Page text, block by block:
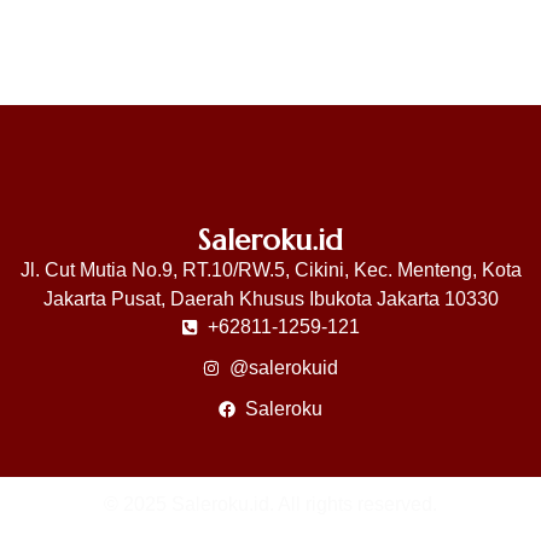
Saleroku.id
Jl. Cut Mutia No.9, RT.10/RW.5, Cikini, Kec. Menteng, Kota
Jakarta Pusat, Daerah Khusus Ibukota Jakarta 10330
+62811-1259-121
@salerokuid
Saleroku